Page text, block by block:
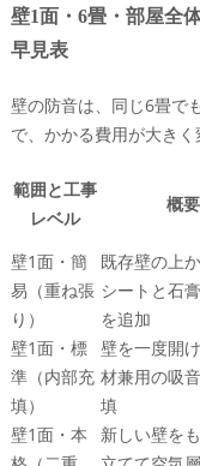
体でどれくら
6畳の一部屋
えるベストな
実例から学ぶ！
めのポイント
壁だけ防音
因箇所の見
管理規約の
ブルの流れ
相見積もり
つの指標
防音リフォーム
見る“損をしない選
壁1面・6畳・部屋全
早見表
壁の防音は、同じ6畳で
で、かかる費用が大きく
範囲と工事
レベル
概要
壁1面・簡
易（重ね張
り）
既存壁の上
シートと石
を追加
壁1面・標
準（内部充
填）
壁を一度開
材兼用の吸
填
壁1面・本
新しい壁を